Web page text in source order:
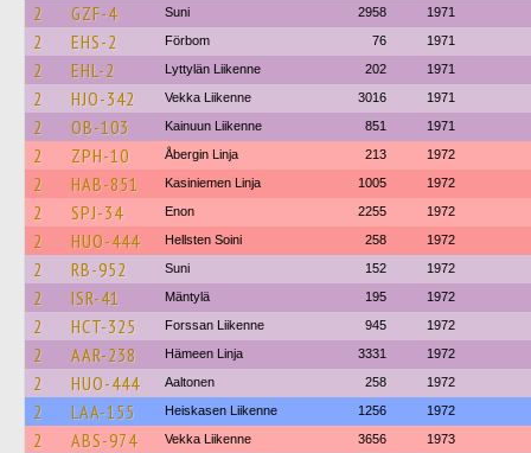
2 GZF-4 Suni 2958 1971
2 EHS-2 Förbom 76 1971
2 EHL-2 Lyttylän Liikenne 202 1971
2 HJO-342 Vekka Liikenne 3016 1971
2 OB-103 Kainuun Liikenne 851 1971
2 ZPH-10 Åbergin Linja 213 1972
2 HAB-851 Kasiniemen Linja 1005 1972
2 SPJ-34 Enon 2255 1972
2 HUO-444 Hellsten Soini 258 1972
2 RB-952 Suni 152 1972
2 ISR-41 Mäntylä 195 1972
2 HCT-325 Forssan Liikenne 945 1972
2 AAR-238 Hämeen Linja 3331 1972
2 HUO-444 Aaltonen 258 1972
2 LAA-155 Heiskasen Liikenne 1256 1972
2 ABS-974 Vekka Liikenne 3656 1973